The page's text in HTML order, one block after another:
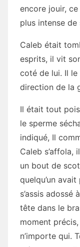
encore jouir,
plus intense de
Caleb était
esprits, il vit
coté de lui. Il le
direction de la
Il était tout
le sperme
indiqué, Il
Caleb s’affola,
un bout de
quelqu’un
s’assis adossé
tête dans le
moment
n’importe qui.